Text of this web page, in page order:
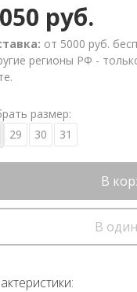
руб.
от 5000 руб.
регионы РФ -
размер:
29 30 31
В
В